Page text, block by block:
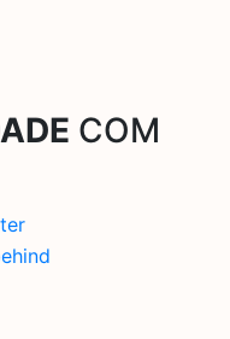
COM